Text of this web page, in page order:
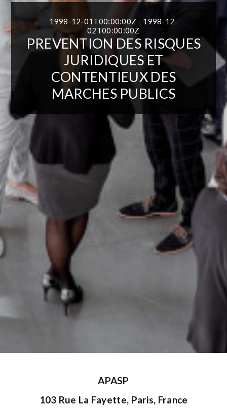
1998-12-01T00:00:00Z - 1998-12-
02T00:00:00Z
PREVENTION DES RISQUES
JURIDIQUES ET
CONTENTIEUX DES
MARCHES PUBLICS
APASP
103 Rue La Fayette, Paris, France